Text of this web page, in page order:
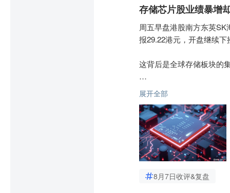
剧等不利影响，但对A股
是主导A股走势的核心因
科技与高端制造领域；二
资产。
【大行报告精选】申万宏
申万宏源发布研报称，人
速器、伺服、传感器需求
据是模型迭代核心约束，
据采集硬件与数据服务相
挫。
PCB概念盘中持续扩大涨
光模块概念盘中持续反弹
绿生态、长光华芯等跟涨
消息面上，针对美国拟禁
公司运营正常。
创新药概念再度走强，哈
存储芯片股业绩暴增
周五早盘港股南方东英
报29.22港元，开盘继续
这背后是全球存储板块的
尽管铠侠、三星、SK海
润起舞，
7月以来SK海力士韩股最
本轮存储业绩爆发的核心
大量资金涌入GPU采购，
展开全部
8月7日收评&复盘